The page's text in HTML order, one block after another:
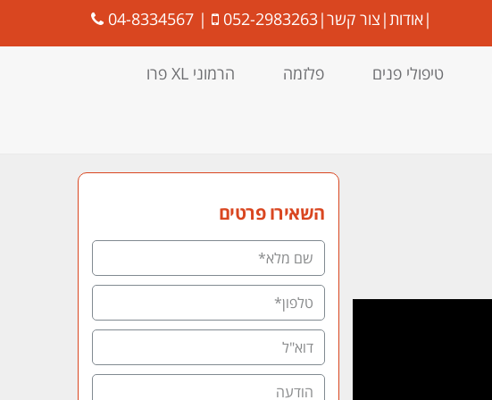
|אודות| צור קשר|
052-2983263
|
04-8334567
טיפולי פנים פלזמה הרמוני XL פרו
השאירו פרטים